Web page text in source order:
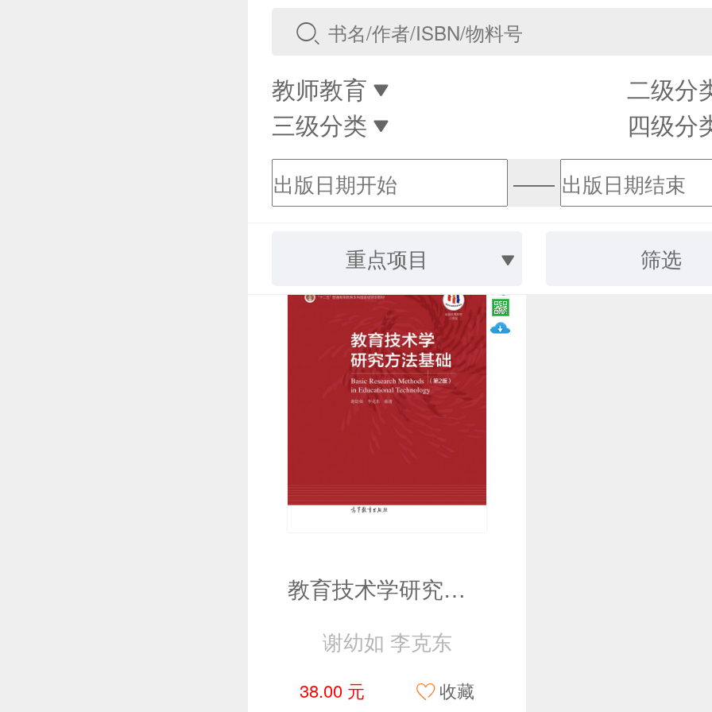
教师教育
二级分
三级分类
四级分
——
重点项目 筛选
教育技术学研究方法基础（第2版）
谢幼如 李克东
38.00 元 收藏